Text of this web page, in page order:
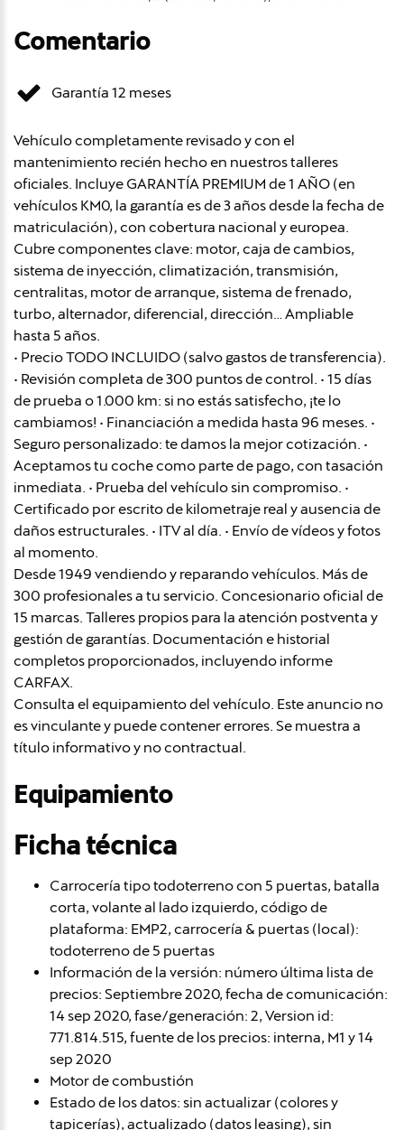
Comentario
Garantía 12 meses
Vehículo completamente revisado y con el
mantenimiento recién hecho en nuestros talleres
oficiales. Incluye GARANTÍA PREMIUM de 1 AÑO (en
vehículos KM0, la garantía es de 3 años desde la fecha de
matriculación), con cobertura nacional y europea.
Cubre componentes clave: motor, caja de cambios,
sistema de inyección, climatización, transmisión,
centralitas, motor de arranque, sistema de frenado,
turbo, alternador, diferencial, dirección… Ampliable
hasta 5 años.
• Precio TODO INCLUIDO (salvo gastos de transferencia).
• Revisión completa de 300 puntos de control. • 15 días
de prueba o 1.000 km: si no estás satisfecho, ¡te lo
cambiamos! • Financiación a medida hasta 96 meses. •
Seguro personalizado: te damos la mejor cotización. •
Aceptamos tu coche como parte de pago, con tasación
inmediata. • Prueba del vehículo sin compromiso. •
Certificado por escrito de kilometraje real y ausencia de
daños estructurales. • ITV al día. • Envío de vídeos y fotos
al momento.
Desde 1949 vendiendo y reparando vehículos. Más de
300 profesionales a tu servicio. Concesionario oficial de
15 marcas. Talleres propios para la atención postventa y
gestión de garantías. Documentación e historial
completos proporcionados, incluyendo informe
CARFAX.
Consulta el equipamiento del vehículo. Este anuncio no
es vinculante y puede contener errores. Se muestra a
título informativo y no contractual.
Equipamiento
Ficha técnica
Carrocería tipo todoterreno con 5 puertas, batalla
corta, volante al lado izquierdo, código de
plataforma: EMP2, carrocería & puertas (local):
todoterreno de 5 puertas
Información de la versión: número última lista de
precios: Septiembre 2020, fecha de comunicación:
14 sep 2020, fase/generación: 2, Version id:
771.814.515, fuente de los precios: interna, M1 y 14
sep 2020
Motor de combustión
Estado de los datos: sin actualizar (colores y
tapicerías), actualizado (datos leasing), sin